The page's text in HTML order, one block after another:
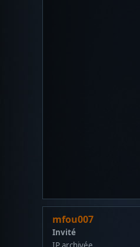
mfou007
Invité